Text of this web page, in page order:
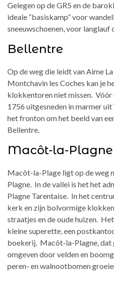
Gelegen op de GR5 en de
ideale “basiskamp” voor
sneeuwschoenen, voor
Bellentre
Op de weg die leidt van Aime
Montchavin les Coches kan je
klokkentoren niet missen.
1756 uitgesneden in marmer
het fronton om het beeld van
Bellentre.
Macôt-la-Plagne
Macôt-la-Plage ligt op de weg
Plagne. In de vallei is het het
Plagne Tarentaise. In het
kerk en zijn bolvormige
straatjes en de oude huizen.
kleine superette, een
boekerij. Macôt-la-Plagne, dat
omgeven door velden en
peren- en walnootbomen